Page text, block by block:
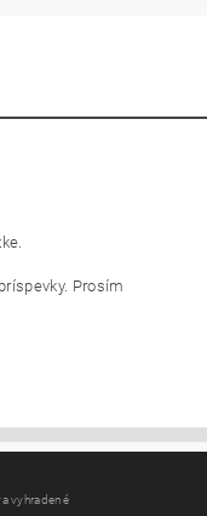
Prosím
vyhradené